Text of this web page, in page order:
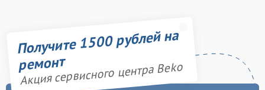
Получите 1500 рублей на
ремонт
Акция сервисного центра Beko